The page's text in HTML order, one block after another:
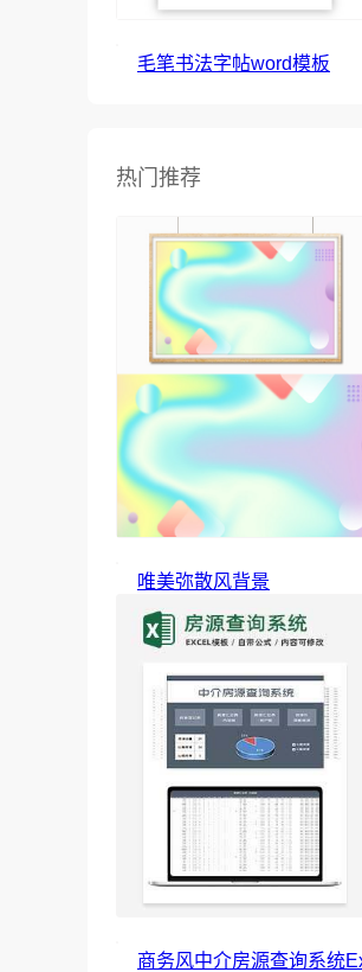
毛笔书法字帖word模板
热门推荐
唯美弥散风背景
商务风中介房源查询系统